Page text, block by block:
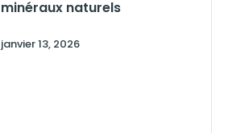
minéraux naturels
janvier 13, 2026